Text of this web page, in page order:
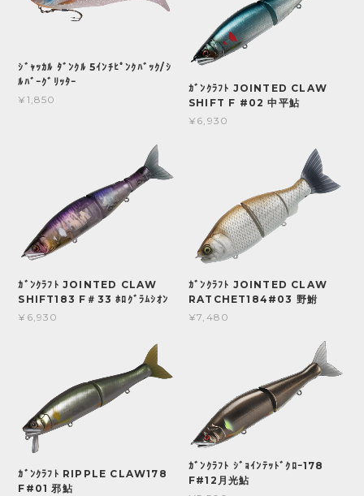
ｼﾞｬｯｶﾙ ﾀﾞﾝｸﾙ 5ｲﾝﾁﾋﾟﾝｸﾊﾞｯｸ/ｼ
ﾙﾊﾞｰｸﾞﾘｯﾀｰ
¥1,850
ｶﾞﾝｸﾗﾌﾄ JOINTED CLAW
SHIFT F #02 中平鮎
¥6,930
ｶﾞﾝｸﾗﾌﾄ JOINTED CLAW
SHIFT183 F＃33 ﾎﾛｸﾞﾗﾑｼｵﾝ
¥6,930
ｶﾞﾝｸﾗﾌﾄ JOINTED CLAW
RATCHET184#03 野鮒
¥7,480
ｶﾞﾝｸﾗﾌﾄ RIPPLE CLAW178
F#01 邪鮎
ｶﾞﾝｸﾗﾌﾄ ｼﾞｮｲﾝﾃｯﾄﾞｸﾛｰ178
F#12月光鮎